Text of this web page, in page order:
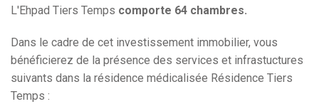
L'Ehpad Tiers Temps comporte 64 chambres.
Dans le cadre de cet investissement immobilier, vous
bénéficierez de la présence des services et infrastuctures
suivants dans la résidence médicalisée Résidence Tiers
Temps :